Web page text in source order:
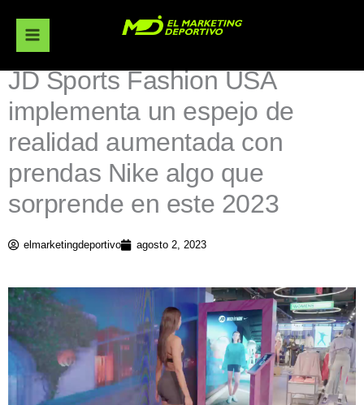
contenido
JD Sports Fashion USA
implementa un espejo de
realidad aumentada con
prendas Nike algo que
sorprende en este 2023
elmarketingdeportivo agosto 2, 2023